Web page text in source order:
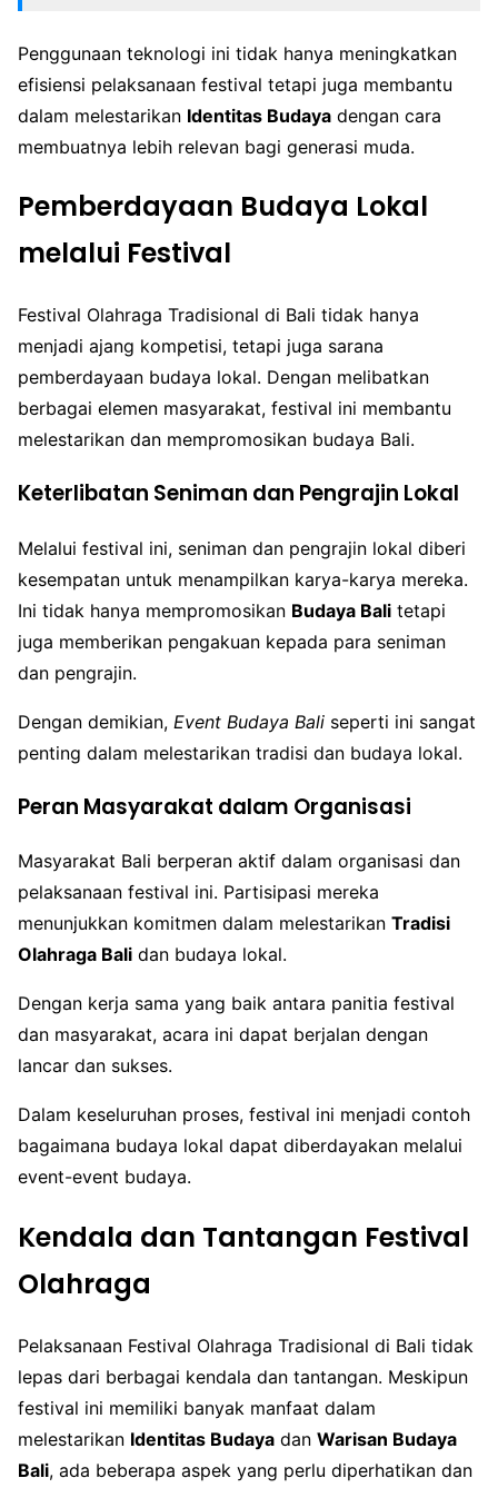
Penggunaan teknologi ini tidak hanya meningkatkan
efisiensi pelaksanaan festival tetapi juga membantu
dalam melestarikan Identitas Budaya dengan cara
membuatnya lebih relevan bagi generasi muda.
Pemberdayaan Budaya Lokal
melalui Festival
Festival Olahraga Tradisional di Bali tidak hanya
menjadi ajang kompetisi, tetapi juga sarana
pemberdayaan budaya lokal. Dengan melibatkan
berbagai elemen masyarakat, festival ini membantu
melestarikan dan mempromosikan budaya Bali.
Keterlibatan Seniman dan Pengrajin Lokal
Melalui festival ini, seniman dan pengrajin lokal diberi
kesempatan untuk menampilkan karya-karya mereka.
Ini tidak hanya mempromosikan Budaya Bali tetapi
juga memberikan pengakuan kepada para seniman
dan pengrajin.
Dengan demikian, Event Budaya Bali seperti ini sangat
penting dalam melestarikan tradisi dan budaya lokal.
Peran Masyarakat dalam Organisasi
Masyarakat Bali berperan aktif dalam organisasi dan
pelaksanaan festival ini. Partisipasi mereka
menunjukkan komitmen dalam melestarikan Tradisi
Olahraga Bali dan budaya lokal.
Dengan kerja sama yang baik antara panitia festival
dan masyarakat, acara ini dapat berjalan dengan
lancar dan sukses.
Dalam keseluruhan proses, festival ini menjadi contoh
bagaimana budaya lokal dapat diberdayakan melalui
event-event budaya.
Kendala dan Tantangan Festival
Olahraga
Pelaksanaan Festival Olahraga Tradisional di Bali tidak
lepas dari berbagai kendala dan tantangan. Meskipun
festival ini memiliki banyak manfaat dalam
melestarikan Identitas Budaya dan Warisan Budaya
Bali, ada beberapa aspek yang perlu diperhatikan dan